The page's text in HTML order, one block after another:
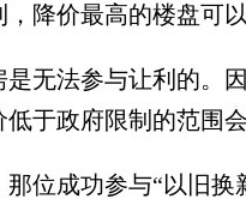
价最高的楼盘可以
法参与让利的。因
于政府限制的范围会
成功参与“以旧换